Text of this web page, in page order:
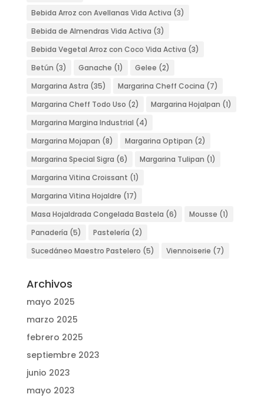
Bebida Arroz con Avellanas Vida Activa (3)
Bebida de Almendras Vida Activa (3)
Bebida Vegetal Arroz con Coco Vida Activa (3)
Betún (3) Ganache (1) Gelee (2)
Margarina Astra (35) Margarina Cheff Cocina (7)
Margarina Cheff Todo Uso (2) Margarina Hojalpan (1)
Margarina Margina Industrial (4)
Margarina Mojapan (8) Margarina Optipan (2)
Margarina Special Sigra (6) Margarina Tulipan (1)
Margarina Vitina Croissant (1)
Margarina Vitina Hojaldre (17)
Masa Hojaldrada Congelada Bastela (6) Mousse (1)
Panadería (5) Pastelería (2)
Sucedáneo Maestro Pastelero (5) Viennoiserie (7)
Archivos
mayo 2025
marzo 2025
febrero 2025
septiembre 2023
junio 2023
mayo 2023